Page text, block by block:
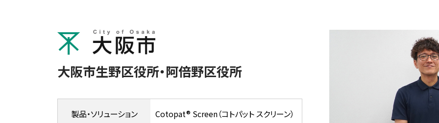
大阪市生野区役所・阿倍野区役所
製品・ソリューション
Cotopat® Screen（コトパット スクリーン）